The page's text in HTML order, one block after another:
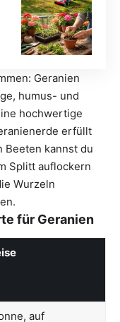
Geranien
humus- und
hochwertige
erfüllt
Beeten kannst du
Splitt auflockern
Wurzeln
für Geranien
auf